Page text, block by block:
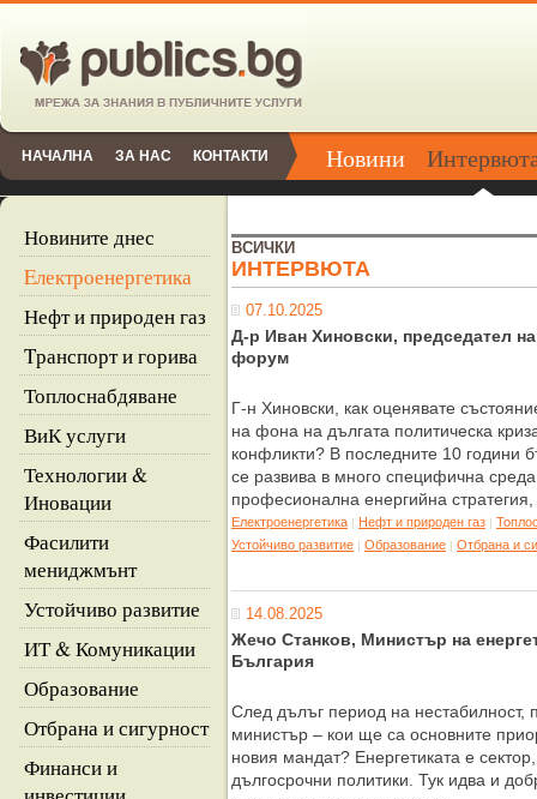
НАЧАЛНА ЗА НАС КОНТАКТИ Новини
Новините днес
Eлектроенергетика
Нефт и природен газ
Tранспорт и горива
Топлоснабдяване
ВиК услуги
Технологии &
Иновации
Фасилити
мениджмънт
Устойчиво развитие
ИТ & Комуникации
Образование
Отбрана и сигурност
Финанси и
ВСИЧКИ
ИНТЕРВЮТА
07.10.2025
Д-р Иван Хиновски, председател
форум
Г-н Хиновски, как оценявате
на фона на дългата политическа
конфликти? В последните 10 години
се развива в много специфична
професионална енергийна
Eлектроенергетика | Нефт и природен газ |
Устойчиво развитие | Образование | Отбрана и
14.08.2025
Жечо Станков, Министър на
България
След дълъг период на нестабилност,
министър – кои ще са основните
новия мандат? Енергетиката е
дългосрочни политики. Тук идва и